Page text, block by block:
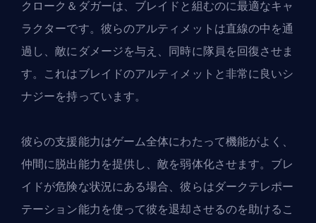
クローク＆ダガーは、ブレイドと組むのに最適なキャ
ラクターです。彼らのアルティメットは直線の中を通
過し、敵にダメージを与え、同時に隊員を回復させま
す。これはブレイドのアルティメットと非常に良いシ
ナジーを持っています。
彼らの支援能力はゲーム全体にわたって機能がよく、
仲間に脱出能力を提供し、敵を弱体化させます。ブレ
イドが危険な状況にある場合、彼らはダークテレポー
テーション能力を使って彼を退却させるのを助けるこ